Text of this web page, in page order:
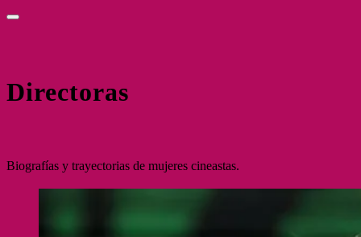
Directoras
Biografías y trayectorias de mujeres cineastas.